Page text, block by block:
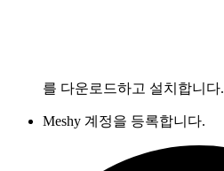
를 다운로드하고 설치합니다.
Meshy 계정을 등록합니다.